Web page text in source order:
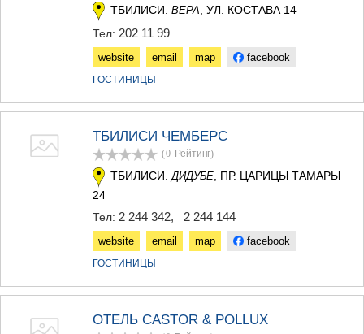
ТБИЛИСИ. ВЕРА , УЛ. КОСТАВА 14
Тел: 202 11 99
website email map facebook
ГОСТИНИЦЫ
ТБИЛИСИ ЧЕМБЕРС
(0 Рейтинг)
ТБИЛИСИ.ДИДУБЕ, ПР. ЦАРИЦЫ ТАМАРЫ
24
Тел: 2 244 342, 2 244 144
website email map facebook
ГОСТИНИЦЫ
ОТЕЛЬ CASTOR & POLLUX